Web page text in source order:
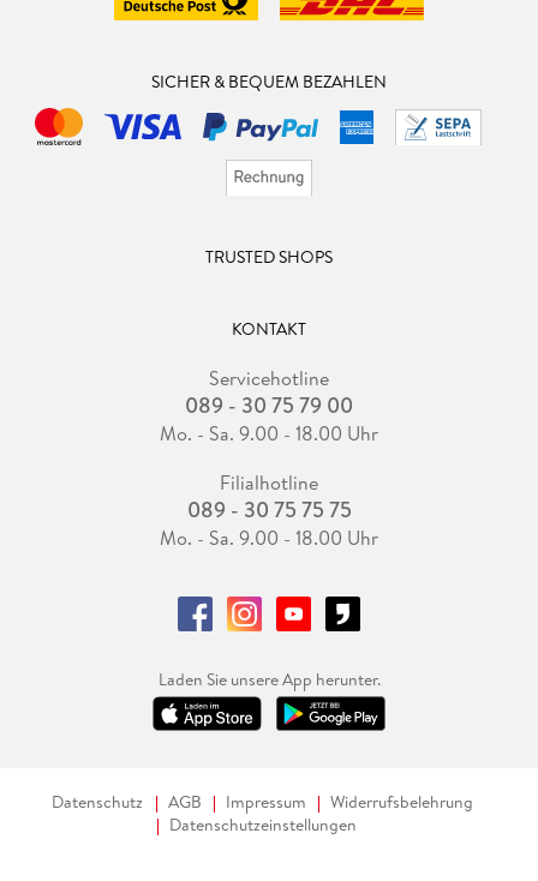
SICHER & BEQUEM BEZAHLEN
TRUSTED SHOPS
KONTAKT
Servicehotline
089 - 30 75 79 00
Mo. - Sa. 9.00 - 18.00 Uhr
Filialhotline
089 - 30 75 75 75
Mo. - Sa. 9.00 - 18.00 Uhr
Laden Sie unsere App herunter.
Datenschutz AGB Impressum
Widerrufsbelehrung
Datenschutzeinstellungen